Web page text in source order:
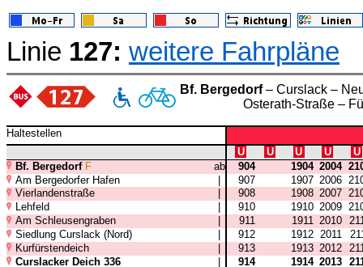
Linie 127: weitere Fahrpläne
Bf. Bergedorf– Curslack –
Osterath-Straße –
Haltestellen
U
U U U
U
Bf. BergedorfF ab 904 1904 2004
Am Bergedorfer Hafen
| 907 1907 2006
Vierlandenstraße
908 1908 2007
Lehfeld
910 1910 2009
Am Schleusengraben
911 1911 2010
Siedlung Curslack (Nord)
912 1912 2011
Kurfürstendeich
913 1913 2012
Curslacker Deich 336
914 1914 2013